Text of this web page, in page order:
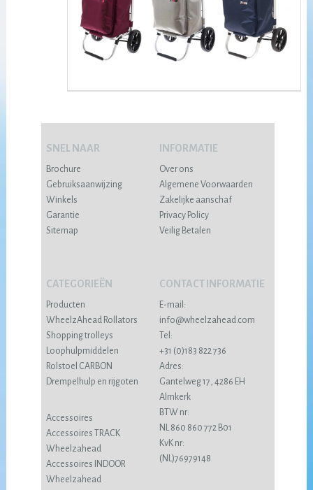
SNEL NAAR
Brochure
Gebruiksaanwijzing
Winkels
Garantie
Sitemap
INFORMATIE
Over ons
Algemene Voorwaarden
Zakelijke aanschaf
Privacy Policy
Veilig Betalen
CATEGORIEËN
Producten
WheelzAhead Rollators
Shopping trolleys
Loophulpmiddelen
Rolstoel CARBON
Drempelhulp en rijgoten
Accessoires
Accessoires TRACK
Wheelzahead
Accessoires INDOOR
Wheelzahead
CONTACT INFORMATIE
E-mail:
info@wheelzahead.com
Tel:
+31 (0)183 822 736
Adres:
Gantelweg 17, 4286 EH
Almkerk
BTW nr:
NL 860 860 772 B01
KvK nr:
(NL)76979148